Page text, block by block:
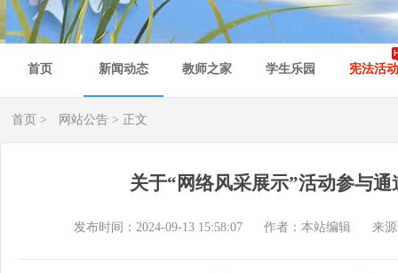
首页 新闻动态 教师之家 学生乐园 宪法活动
首页 > 网站公告 > 正文
关于“网络风采展示”活动参与
发布时间：2024-09-13 15:58:07 作者：本站编辑 来